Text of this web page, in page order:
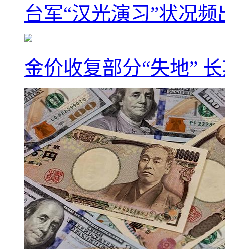
台军“汉光演习”状况
金价收复部分“失地”